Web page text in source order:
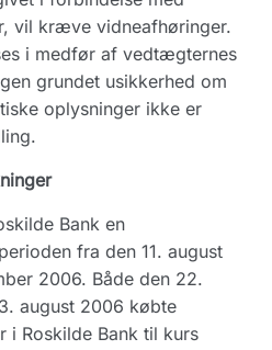
vil kræve vidneafhøringer.
i medfør af vedtægternes
grundet usikkerhed om
oplysninger ikke er
Bank en
fra den 11. august
2006. Både den 22.
august 2006 købte
i Roskilde Bank til kurs